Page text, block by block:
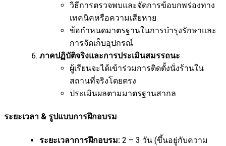
วิธีการตรวจพบและจัดการข้อบกพร่องทาง
เทคนิคหรือความเสียหาย
ข้อกำหนดมาตรฐานในการบำรุงรักษาและ
การจัดเก็บอุปกรณ์
ภาคปฏิบัติจริงและการประเมินสมรรถนะ
ผู้เรียนจะได้เข้าร่วมการติดตั้งนั่งร้านใน
สถานที่จริงโดยตรง
ประเมินผลตามมาตรฐานสากล
ระยะเวลา & รูปแบบการฝึกอบรม
ระยะเวลาการฝึกอบรม: 2 – 3 วัน (ขึ้นอยู่กับความ